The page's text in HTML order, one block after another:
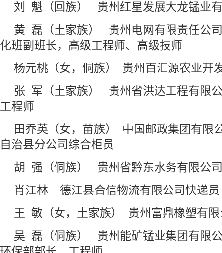
刘 魁（回族） 贵州红星发展大龙锰业
黄 磊（土家族） 贵州电网有限责任公
化班副班长，高级工程师、高级技师
杨元桃（女，侗族） 贵州百汇源农业开
张 军（土家族） 贵州省洪达工程有限
工程师
田乔英（女，苗族） 中国邮政集团有限
自治县分公司综合柜员
胡 强（侗族） 贵州省黔东水务有限公
肖江林 德江县合信物流有限公司快递
王 敏（女，土家族） 贵州富鼎橡塑有
吴 磊（侗族） 贵州能矿锰业集团有限